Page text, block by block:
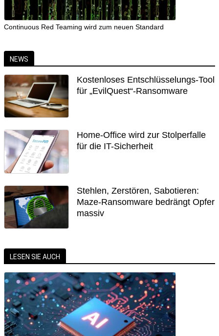
Continuous Red Teaming wird zum neuen Standard
NEWS
Kostenloses Entschlüsselungs-Tool
für „EvilQuest“-Ransomware
Home-Office wird zur Stolperfalle
für die IT-Sicherheit
Stehlen, Zerstören, Sabotieren:
Maze-Ransomware bedrängt Opfer
massiv
LESEN SIE AUCH